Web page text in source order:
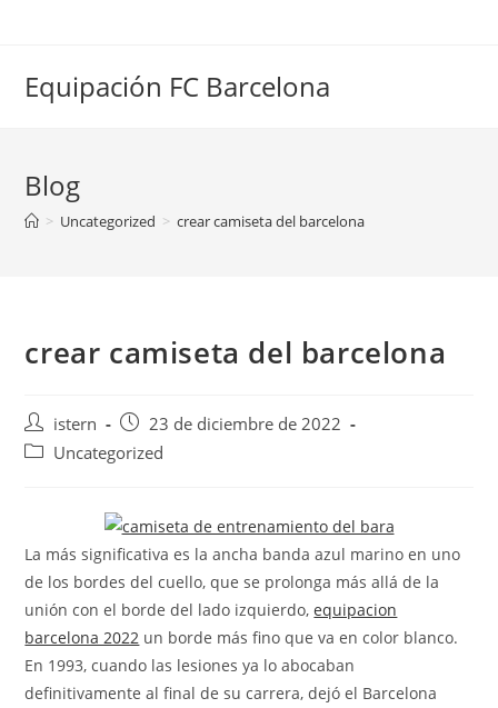
Equipación FC Barcelona
Blog
> Uncategorized > crear camiseta del barcelona
crear camiseta del barcelona
Autor
de
istern
Publicación
de
23 de diciembre de 2022
Categoría
Uncategorized
La más significativa es la ancha banda azul marino en uno
de los bordes del cuello, que se prolonga más allá de la
unión con el borde del lado izquierdo,equipacion
barcelona 2022 un borde más fino que va en color blanco.
En 1993, cuando las lesiones ya lo abocaban
definitivamente al final de su carrera, dejó el Barcelona